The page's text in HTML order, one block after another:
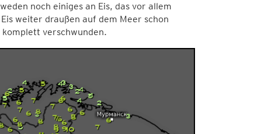
noch einiges an Eis, das vor allem
weiter draußen auf dem Meer schon
verschwunden.